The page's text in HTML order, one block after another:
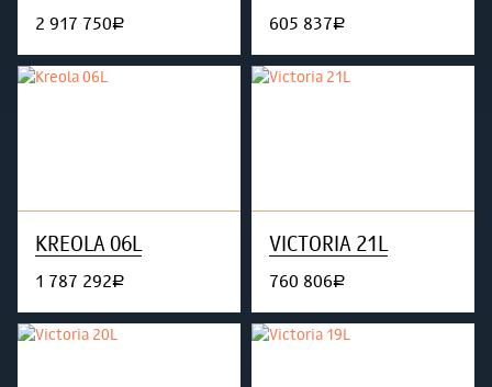
2 917 750руб. 605 837руб.
KREOLA 06L
1 787 292руб.
VICTORIA 21L
760 806руб.